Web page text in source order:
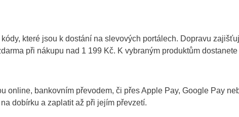
které jsou k dostání na slevových portálech. Dopravu
při nákupu nad 1 199 Kč. K vybraným produktům dostanete
online, bankovním převodem, či přes Apple Pay, Google Pay
dobírku a zaplatit až při jejím převzetí.